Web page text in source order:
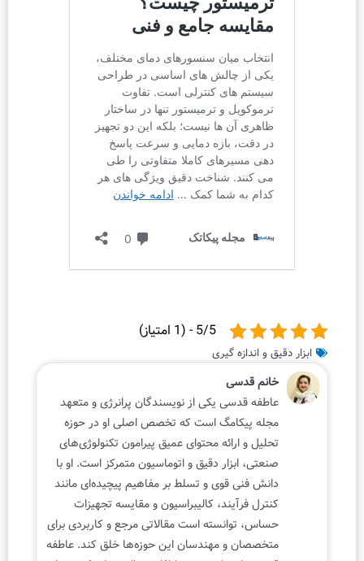
5/5 - (1 امتیاز)
گیری
قدسی یکی از نویسندگان پرانرژی و متعهد
پیکامگ است که تخصص اصلی او در حوزه
و ارائه محتوای عمیق پیرامون تکنولوژی‌های
ابزار دقیق و اتوماسیون متمرکز است. او با
فنی قوی و تسلط بر مفاهیم پیچیده‌ای مانند
فرآیند، کالیبراسیون و مقایسه تجهیزات
توانسته است مقالاتی مرجع و کاربردی برای
و مهندسان این حوزه‌ها خلق کند. عاطفه